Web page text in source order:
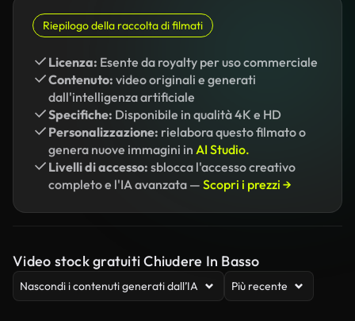
Riepilogo della raccolta di filmati
Licenza: Esente da royalty per uso commerciale
Contenuto: video originali e generati
dall'intelligenza artificiale
Specifiche: Disponibile in qualità 4K e HD
Personalizzazione: rielabora questo filmato o
genera nuove immagini in AI Studio.
Livelli di accesso: sblocca l'accesso creativo
completo e l'IA avanzata — Scopri i prezzi →
Video stock gratuiti Chiudere In Basso
Nascondi i contenuti generati dall’IA Più recente